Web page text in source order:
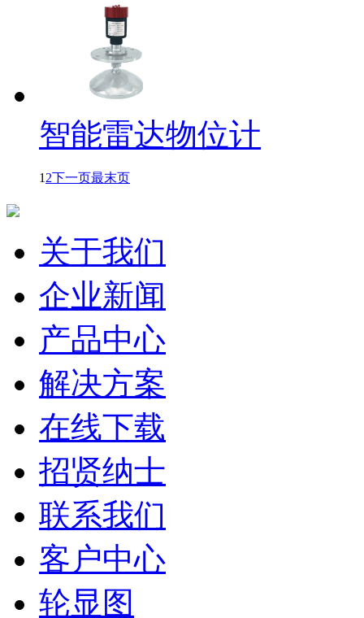
智能雷达物位计
1 2下一页最末页
关于我们
企业新闻
产品中心
解决方案
在线下载
招贤纳士
联系我们
客户中心
轮显图